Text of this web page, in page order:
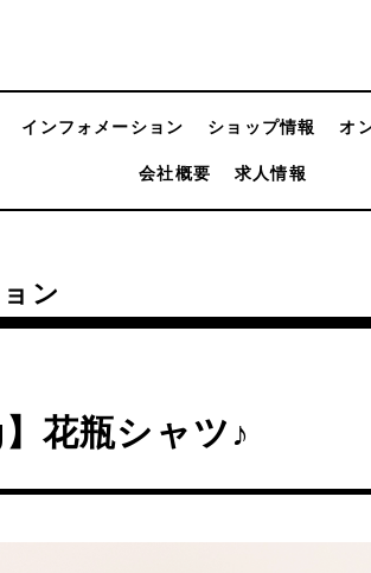
インフォメーション ショップ情報 オ
会社概要 求人情報
ン
】花瓶シャツ♪